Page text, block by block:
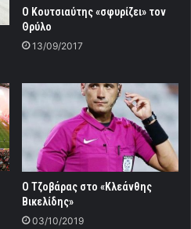
Ο Κουτσιαύτης «σφυρίζει» τον
Θρύλο
13/09/2017
Ο Τζοβάρας στο «Κλεάνθης
Βικελίδης»
03/10/2019